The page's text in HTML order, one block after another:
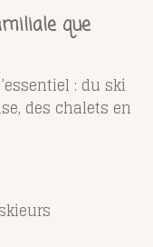
que
: du ski
des chalets en